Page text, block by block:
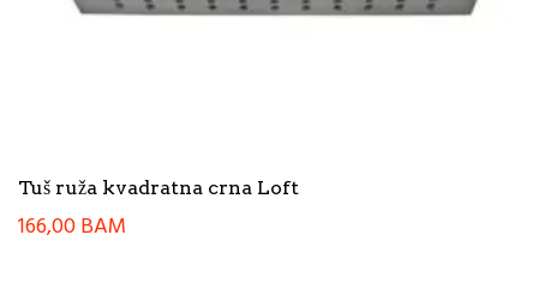
Tuš ruža kvadratna crna Loft
166,00BAM